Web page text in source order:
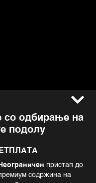
со одбирање на
подолу
Неограничен пристап до
содржина на